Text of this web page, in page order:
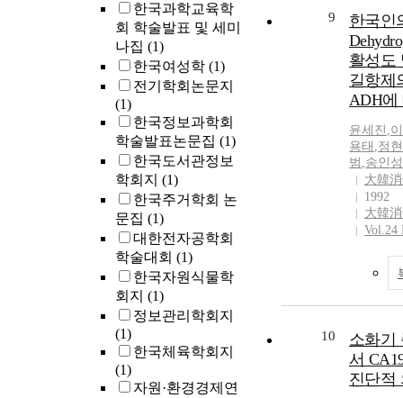
한국과학교육학
회 학술발표 및 세미
나집 (1)
한국여성학 (1)
전기학회논문지
(1)
한국정보과학회
학술발표논문집 (1)
한국도서관정보
학회지 (1)
한국주거학회 논
문집 (1)
대한전자공학회
학술대회 (1)
한국자원식물학
회지 (1)
정보관리학회지
(1)
한국체육학회지
(1)
자원·환경경제연
some
by LCM
PCR.
of IM and
SAM
most
while 13
INTER
rate
73 genes
EST/
the
reaction,
9
한국인
활성도
길항제
ADH에
윤세진 ,
용태 ,정
범 ,송인성
大韓
1992
大韓
Vol.24
10
소화기
서
진단적